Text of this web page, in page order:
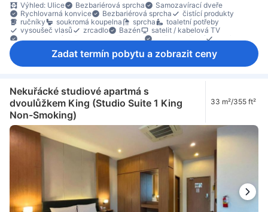
Výhled: Ulice
Bezbariérová sprcha
Samozavírací dveře
Rychlovarná konvice
Bezbariérová sprcha
čistící produkty
ručníky
soukromá koupelna sprcha
toaletní potřeby
vysoušeč vlasů
zrcadlo Bazén
satelit / kabelová TV
Streamovací služba jako např. Netflix
Světlo na čtení
telefon
budicí služba
klimatizace ložní prádlo
moskytiéra
kuchyňské potřeby
kuchyňský kout
mikrovlnná trouba
dřevěná podlaha/parkety
Dřevěná podlaha/parkety
místo k posezení
oddělená jídelní část
oddělený obývací pokoj
Odpadkové koše
pokoj v nižším patře
stojan na oblečení
sušička prádla
Bezpečnostní prvek
detektor kouře
hasicí přístroj
Individuální klimatizace
Nekuřácké pokoje
Přístup výtahem
trezor na pokoji
Zadat termín pobytu a zobrazit ceny
Nekuřácké studiové apartmá s
dvoulůžkem King (Studio Suite 1 King
Non-Smoking)
33 m²/355 ft²